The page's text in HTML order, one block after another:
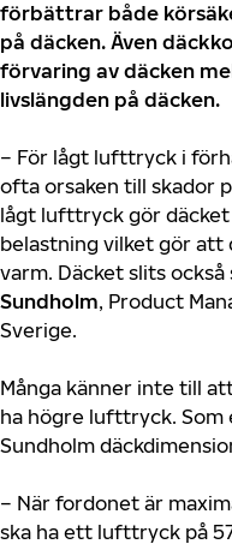
förbättrar både
på däcken. Även
förvaring av däcken
livslängden på däcken.
– För lågt lufttryck i
ofta orsaken till skador
lågt lufttryck gör
belastning vilket gör att
varm. Däcket slits också
Sundholm, Product
Sverige.
Många känner inte till
ha högre lufttryck. Som
Sundholm
– När fordonet är
ska ha ett lufttryck på